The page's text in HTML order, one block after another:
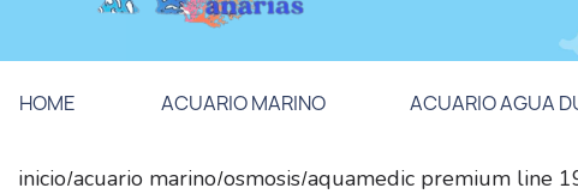
HOME ACUARIO MARINO ACUARIO AGUA
inicio/acuario marino/osmosis/aquamedic premium line